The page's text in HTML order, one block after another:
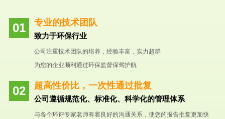
专业的技术团队
致力于环保行业
公司注重技术团队的培养，经验丰富，实力超群
为您的企业顺利通过环保监督保驾护航
超高性价比，一次性通过批复
公司遵循规范化、标准化、科学化的管理体系
与各个环评专家老师有着良好的沟通关系，使您的报告批复更加快